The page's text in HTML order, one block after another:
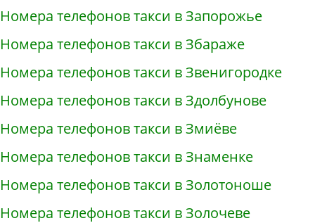
Номера телефонов такси в Запорожье
Номера телефонов такси в Збараже
Номера телефонов такси в Звенигородке
Номера телефонов такси в Здолбунове
Номера телефонов такси в Змиёве
Номера телефонов такси в Знаменке
Номера телефонов такси в Золотоноше
Номера телефонов такси в Золочеве